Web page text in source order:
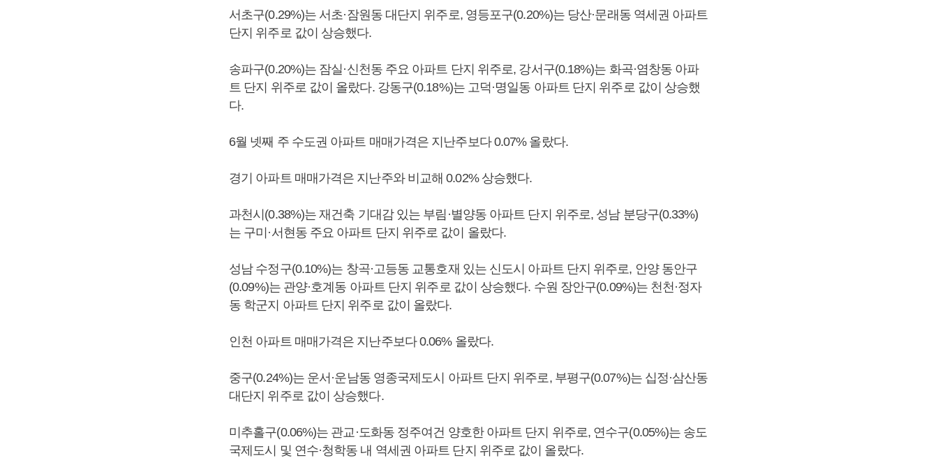
서초구(0.29%)는 서초·잠원동 대단지 위주로, 영등포구(0.20%)는 당산·문래동 역세권 아파트
단지 위주로 값이 상승했다.
송파구(0.20%)는 잠실·신천동 주요 아파트 단지 위주로, 강서구(0.18%)는 화곡·염창동 아파
트 단지 위주로 값이 올랐다. 강동구(0.18%)는 고덕·명일동 아파트 단지 위주로 값이 상승했
다.
6월 넷째 주 수도권 아파트 매매가격은 지난주보다 0.07% 올랐다.
경기 아파트 매매가격은 지난주와 비교해 0.02% 상승했다.
과천시(0.38%)는 재건축 기대감 있는 부림·별양동 아파트 단지 위주로, 성남 분당구(0.33%)
는 구미·서현동 주요 아파트 단지 위주로 값이 올랐다.
성남 수정구(0.10%)는 창곡·고등동 교통호재 있는 신도시 아파트 단지 위주로, 안양 동안구
(0.09%)는 관양·호계동 아파트 단지 위주로 값이 상승했다. 수원 장안구(0.09%)는 천천·정자
동 학군지 아파트 단지 위주로 값이 올랐다.
인천 아파트 매매가격은 지난주보다 0.06% 올랐다.
중구(0.24%)는 운서·운남동 영종국제도시 아파트 단지 위주로, 부평구(0.07%)는 십정·삼산동
대단지 위주로 값이 상승했다.
미추홀구(0.06%)는 관교·도화동 정주여건 양호한 아파트 단지 위주로, 연수구(0.05%)는 송도
국제도시 및 연수·청학동 내 역세권 아파트 단지 위주로 값이 올랐다.